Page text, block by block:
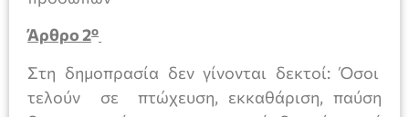
Άρθρο 2ο
Στη δημοπρασία δεν γίνονται δεκτοί: Όσοι
τελούν σε πτώχευση, εκκαθάριση, παύση